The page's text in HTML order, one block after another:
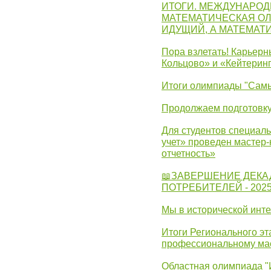
ИТОГИ.
МАТЕМАТИЧЕСКАЯ
ИДУЩИЙ, А
Пора взлетать!
Кольцово» и
Итоги олимпиады
Продолжаем
Для студентов
учет» проведен
отчетность»
📖ЗАВЕРШЕНИЕ
ПОТРЕБИТЕЛЕЙ -
Мы в исторической
Итоги Регионального
профессиональному
Областная олимпиада